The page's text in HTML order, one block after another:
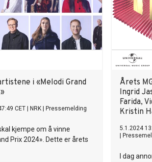
og groover, og selv om
det er snakk om, så
opp de vakreste
dette albumet har familien
å utforske og utvide
sitt vis.
danseren
kjent
hyllest til
ferske
i «Melodi Grand
CET NRK Pressemelding
kjempe om å vinne
Prix 2024». Dette er årets
Årets
Ingrid
Farida,
Kristin
5.1.2024
I dag